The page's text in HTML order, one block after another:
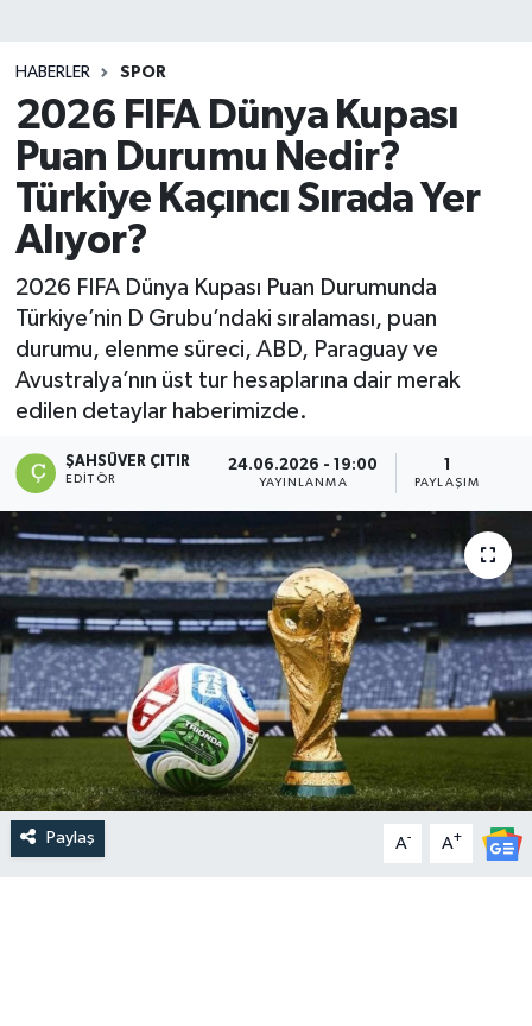
HABERLER SPOR
2026 FIFA Dünya Kupası
Puan Durumu Nedir?
Türkiye Kaçıncı Sırada Yer
Alıyor?
2026 FIFA Dünya Kupası Puan Durumunda
Türkiye’nin D Grubu’ndaki sıralaması, puan
durumu, elenme süreci, ABD, Paraguay ve
Avustralya’nın üst tur hesaplarına dair merak
edilen detaylar haberimizde.
ŞAHSÜVER ÇITIR
EDITÖR
24.06.2026 - 19:00
YAYINLANMA
1
PAYLAŞIM
Paylaş A- A+
DÜZCE
EREĞLİ
GÖKÇEBEY
KARABÜK
KASTAMONU